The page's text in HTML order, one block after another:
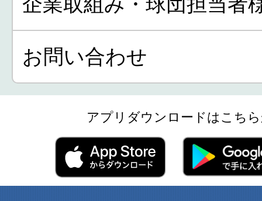
お問い合わせ
アプリダウンロードはこち